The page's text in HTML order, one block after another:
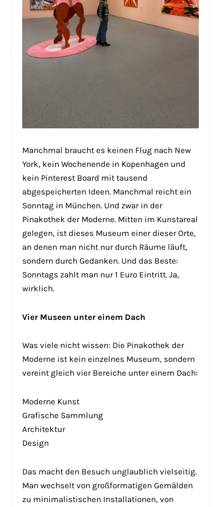
Manchmal braucht es keinen Flug nach New
York, kein Wochenende in Kopenhagen und
kein Pinterest Board mit tausend
abgespeicherten Ideen. Manchmal reicht ein
Sonntag in München. Und zwar in der
Pinakothek der Moderne. Mitten im Kunstareal
gelegen, ist dieses Museum einer dieser Orte,
an denen man nicht nur durch Räume läuft,
sondern durch Gedanken. Und das Beste:
Sonntags zahlt man nur 1 Euro Eintritt. Ja,
wirklich.
Vier Museen unter einem Dach
Was viele nicht wissen: Die Pinakothek der
Moderne ist kein einzelnes Museum, sondern
vereint gleich vier Bereiche unter einem Dach:
Moderne Kunst
Grafische Sammlung
Architektur
Design
Das macht den Besuch unglaublich vielseitig.
Man wechselt von großformatigen Gemälden
zu minimalistischen Installationen, von